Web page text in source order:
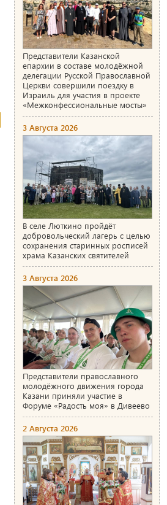
Представители Казанской
епархии в составе молодёжной
делегации Русской Православной
Церкви совершили поездку в
Израиль для участия в проекте
«Межконфессиональные мосты»
3 Августа 2026
В селе Люткино пройдёт
добровольческий лагерь с целью
сохранения старинных росписей
храма Казанских святителей
3 Августа 2026
Представители православного
молодёжного движения города
Казани приняли участие в
Форуме «Радость моя» в Дивеево
2 Августа 2026